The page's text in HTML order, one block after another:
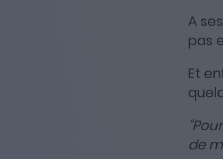
A
pas
Et
de